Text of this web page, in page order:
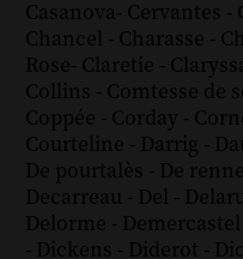
Casanova- Cervantes -
Chancel - Charasse -
Rose- Claretie -
Collins - Comtesse de
Coppée - Corday -
Courteline - Darrig -
De pourtalès - De
Decarreau - Del -
Delorme - Demercastel
- Dickens - Diderot -